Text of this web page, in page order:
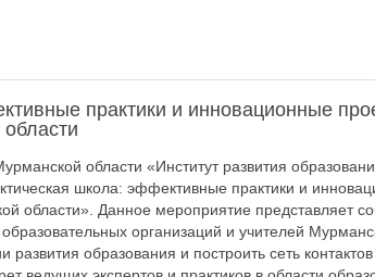
практики и инновационные
области «Институт развития
школа: эффективные практики и
области». Данное мероприятие представляет
организаций и учителей
развития образования и построить сеть